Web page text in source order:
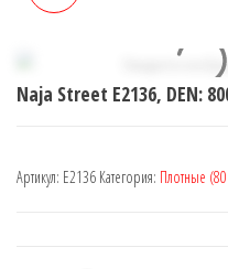
Naja Street E2136, DEN:
Артикул: E2136 Категория: Плотные